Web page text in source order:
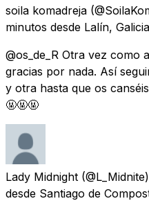
soila komadreja
minutos desde Lalín, Galicia
@os_de_R Otra vez como
gracias por nada. Así
y otra hasta que os
🤬🤬🤬
Lady Midnight
desde Santiago de